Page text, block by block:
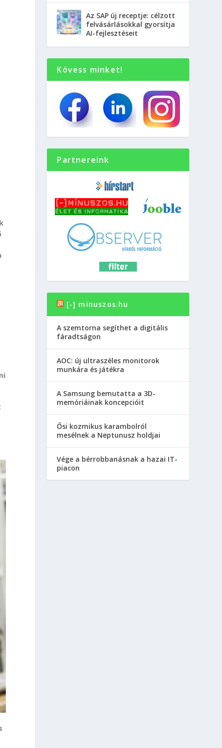
Az SAP új receptje: célzott
felvásárlásokkal gyorsítja
AI-fejlesztéseit
Kövess minket!
Partnereink
[-] minuszos.hu
A szemtorna segíthet a digitális
fáradtságon
AOC: új ultraszéles monitorok
munkára és játékra
A Samsung bemutatta a 3D-
memóriáinak koncepcióit
Ősi kozmikus karambolról
mesélnek a Neptunusz holdjai
Vége a bérrobbanásnak a hazai IT-
piacon